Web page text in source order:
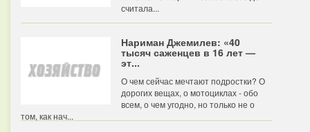
считала...
Нариман Джемилев: «40
тысяч саженцев в 16 лет —
эт...
О чем сейчас мечтают подростки? О
дорогих вещах, о мотоциклах - обо
всем, о чем угодно, но только не о
том, как нач...